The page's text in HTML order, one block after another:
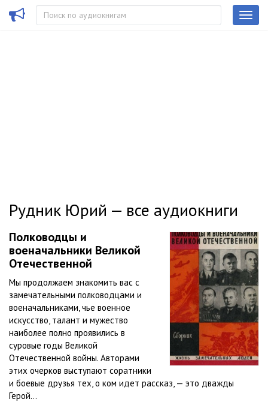
Рудник Юрий — все аудиокниги
Полководцы и
военачальники Великой
Отечественной
Мы продолжаем знакомить вас с
замечательными полководцами и
военачальниками, чье военное
искусство, талант и мужество
наиболее полно проявились в
суровые годы Великой
Отечественной войны. Авторами
этих очерков выступают соратники
и боевые друзья тех, о ком идет рассказ, — это дважды
Герой...